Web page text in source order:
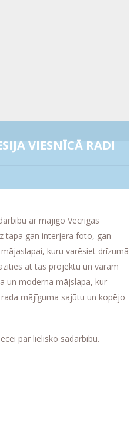
VIESNĪCĀ RADI
ar mājīgo Vecrīgas
tapa gan interjera foto, gan
kuru varēsiet drīzumā
at tās projektu un varam
un moderna mājslapa, kur
mājīguma sajūtu un kopējo
par lielisko sadarbību.